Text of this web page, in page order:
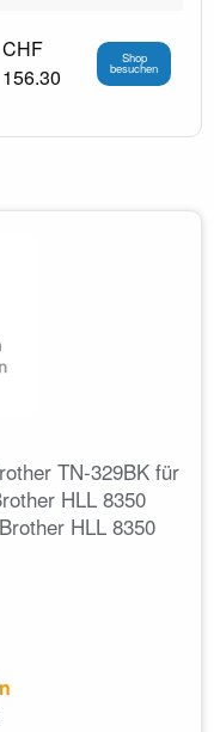
CHF
156.30
Shop
besuchen
TN-329BK für
HLL 8350
HLL 8350